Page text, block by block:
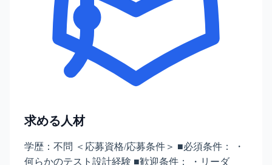
求める人材
学歴：不問 ＜応募資格/応募条件＞ ■必須条件： ・
何らかのテスト設計経験 ■歓迎条件： ・リーダ